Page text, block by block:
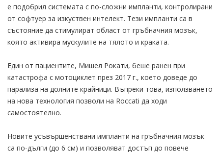
е подобрил системата с по-сложни импланти, контролирани
от софтуер за изкуствен интелект. Тези импланти са в
състояние да стимулират област от гръбначния мозък,
която активира мускулите на тялото и краката.
Един от пациентите, Мишел Рокати, беше ранен при
катастрофа с мотоциклет през 2017 г., което доведе до
парализа на долните крайници. Въпреки това, използването
на нова технология позволи на Roccati да ходи
самостоятелно.
Новите усъвършенствани импланти на гръбначния мозък
са по-дълги (до 6 см) и позволяват достъп до повече